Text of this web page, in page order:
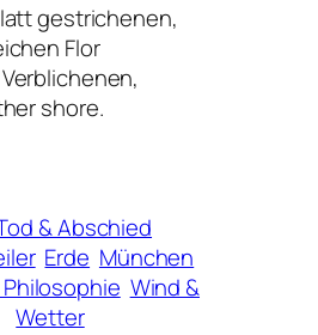
gestrichenen,
Flor
shore.
& Abschied
Erde München
Wind &
Wetter